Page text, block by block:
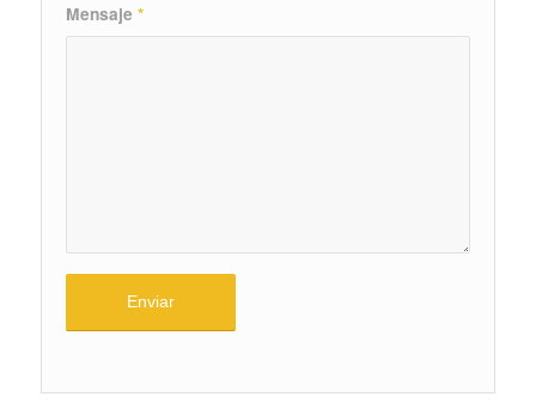
Mensaje *